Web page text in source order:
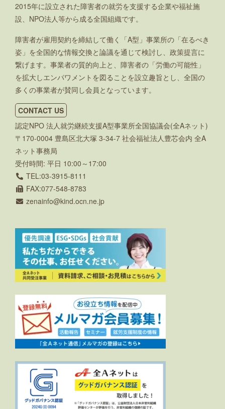
2015年に設立された障害者の就労を支援する企業や福祉施
設、NPO法人等から成る全国組織です。
障害者が雇用契約を締結して働く「A型」事業所の「在るべき
姿」を全国的な情報交換と論議を通じて検討し、政策提言に
繋げます。事業者の質的向上と、障害者の「労働の可能性」
を拡大しエンパワメントを図ることを設立趣旨とし、全国の
多くの事業者が賛同し会員となっています。
CONTACT US
認定NPO 法人就労継続支援A型事業所全国協議会(全Aネット)
〒170-0004 豊島区北大塚 3-34-7 社会福祉法人豊芯会内 全A
ネット事務局
受付時間: 平日 10:00～17:00
TEL:03-3915-8111
FAX:077-548-8783
zenainfo
kind.ocn.ne.jp